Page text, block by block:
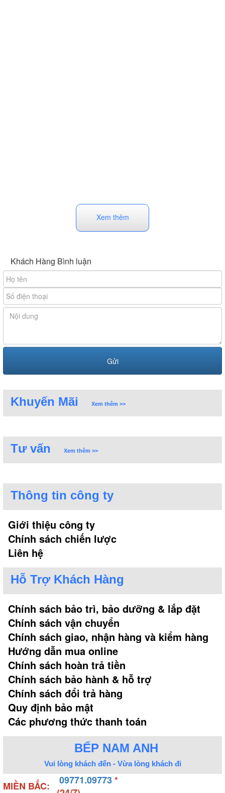
Xem thêm
Khách Hàng Bình luận
Khuyến Mãi Xem thêm >>
Tư vấn Xem thêm >>
Thông tin công ty
Giới thiệu công ty
Chính sách chiến lược
Liên hệ
Hỗ Trợ Khách Hàng
Chính sách bảo trì, bảo dưỡng & lắp đặt
Chính sách vận chuyển
Chính sách giao, nhận hàng và kiểm hàng
Hướng dẫn mua online
Chính sách hoàn trả tiền
Chính sách bảo hành & hỗ trợ
Chính sách đổi trả hàng
Quy định bảo mật
Các phương thức thanh toán
BẾP NAM ANH
Vui lòng khách đến - Vừa lòng khách đi
MIỀN BẮC: 09771.09773*